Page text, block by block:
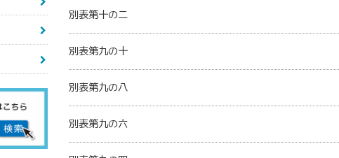
別表第十の二
別表第九の十
別表第九の八
別表第九の六